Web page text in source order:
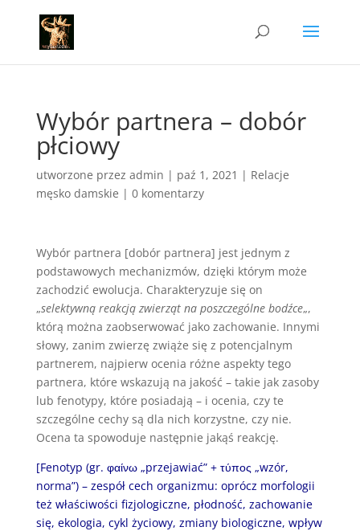
Wybór partnera – dobór
płciowy
utworzone przez admin | paź 1, 2021 | Relacje
męsko damskie | 0 komentarzy
Wybór partnera [dobór partnera] jest jednym z
podstawowych mechanizmów, dzięki którym może
zachodzić ewolucja. Charakteryzuje się on
„selektywną reakcją zwierząt na poszczególne bodźce„,
którą można zaobserwować jako zachowanie. Innymi
słowy, zanim zwierzę zwiąże się z potencjalnym
partnerem, najpierw ocenia różne aspekty tego
partnera, które wskazują na jakość – takie jak zasoby
lub fenotypy, które posiadają – i ocenia, czy te
szczególne cechy są dla nich korzystne, czy nie.
Ocena ta spowoduje następnie jakąś reakcję.
[Fenotyp (gr. φαίνω „przejawiać” + τύπος „wzór,
norma”) – zespół cech organizmu: oprócz morfologii
też właściwości fizjologiczne, płodność, zachowanie
się, ekologia, cykl życiowy, zmiany biologiczne, wpływ